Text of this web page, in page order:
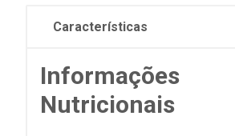
Características
Informações
Nutricionais